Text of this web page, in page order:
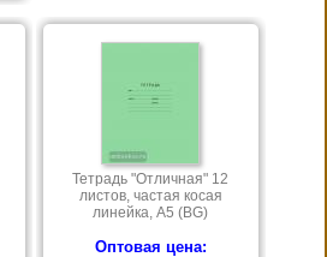
Тетрадь "Отличная" 12
листов, частая косая
линейка, А5 (BG)
Оптовая цена: